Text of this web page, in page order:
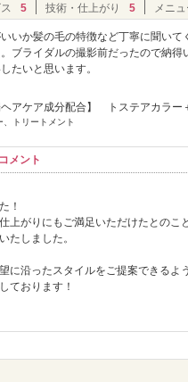
5 技術・仕上がり 5 メニ
いか髪の毛の特徴など丁寧に聞い
ブライダルの撮影前だったので納
たいと思います。
アケア成分配合】 トステアカラー
トリートメント
メント
！
上がりにもご満足いただけたとのこ
たしました。
に沿ったスタイルをご提案できる
ております！